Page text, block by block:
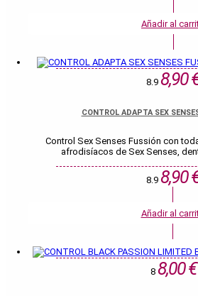
Añadir al
8.9 8,90
CONTROL ADAPTA SEX
Control Sex Senses Fussión con
afrodisíacos de Sex Senses,
8.9 8,90
Añadir al
8 8,00 €